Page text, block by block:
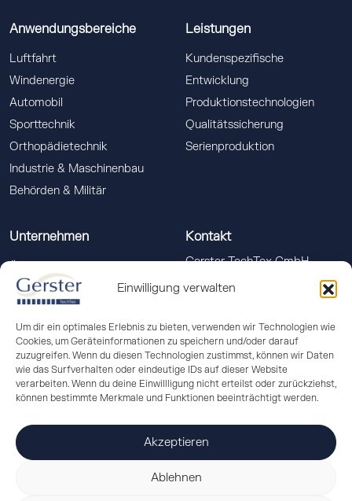
Einwilligung verwalten
Um dir ein optimales Erlebnis zu bieten, verwenden wir Technologien wie
Cookies, um Geräteinformationen zu speichern und/oder darauf
zuzugreifen. Wenn du diesen Technologien zustimmst, können wir Daten
wie das Surfverhalten oder eindeutige IDs auf dieser Website
verarbeiten. Wenn du deine Einwillligung nicht erteilst oder zurückziehst,
können bestimmte Merkmale und Funktionen beeinträchtigt werden.
Akzeptieren
Ablehnen
Anwendungsbereiche
Luftfahrt
Windenergie
Automobil
Sporttechnik
Orthopädietechnik
Industrie & Maschinenbau
Behörden & Militär
Leistungen
Kundenspezifische
Entwicklung
Produktionstechnologien
Qualitätssicherung
Serienproduktion
Unternehmen
Qualitätsmanagement
News
Kontakt
Gerster TechTex GmbH
Memminger Str. 18
info(at)gerster-techtex.com
+49 (0)7351 586-555